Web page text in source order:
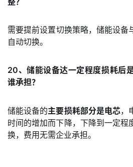
需要提前设置切换策略，储能设备
自动切换。
20、储能设备达一定程度损耗后
谁承担？
储能设备的主要损耗部分是电芯，
时间的增加而下降，下降到一定程
换，费用无需企业承担。